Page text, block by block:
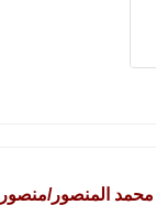
المنصور/منصور